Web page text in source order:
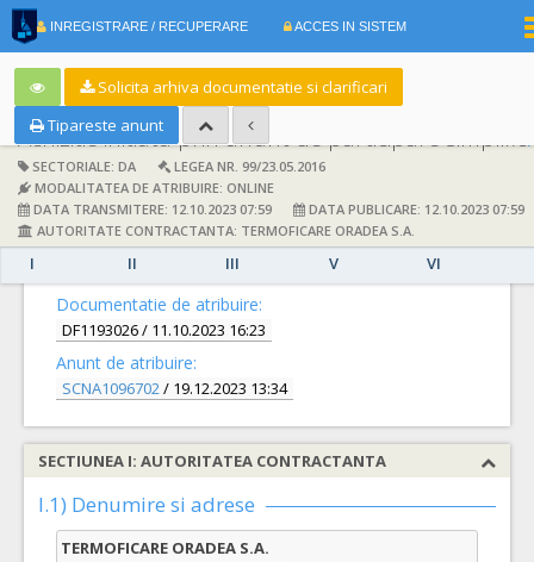
INREGISTRARE / RECUPERARE ACCES IN SISTEM
Solicita arhiva documentatie si clarificari
Tipareste anunt
Achizitie
SECTORIALE: DA
LEGEA NR. 99/23.05.2016
MODALITATEA DE ATRIBUIRE: ONLINE
DATA TRANSMITERE: 12.10.2023 07:59
DATA PUBLICARE: 12.10.2023 07:59
AUTORITATE CONTRACTANTA: TERMOFICARE ORADEA S.A.
I II III V VI
Documentatie de atribuire:
DF1193026/ 11.10.2023 16:23
Anunt de atribuire:
SCNA1096702/ 19.12.2023 13:34
SECTIUNEA I: AUTORITATEA CONTRACTANTA
I.1) Denumire si adrese
TERMOFICARE ORADEA S.A.